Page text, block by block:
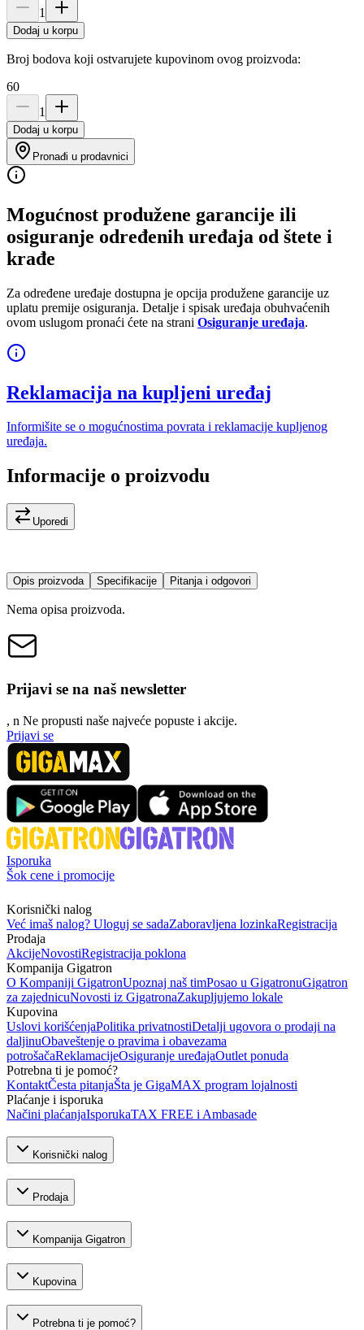
1
Dodaj u korpu
Broj bodova koji ostvarujete kupovinom ovog proizvoda:
60
1
Dodaj u korpu
Pronađi u prodavnici
Mogućnost produžene garancije ili
osiguranje određenih uređaja od štete i
krađe
Za određene uređaje dostupna je opcija produžene garancije uz
uplatu premije osiguranja. Detalje i spisak uređaja obuhvaćenih
ovom uslugom pronaći ćete na strani Osiguranje uređaja.
Reklamacija na kupljeni uređaj
Informišite se o mogućnostima povrata i reklamacije kupljenog
uređaja.
Informacije o proizvodu
Uporedi
Opis proizvoda Specifikacije Pitanja i odgovori
Nema opisa proizvoda.
Prijavi se na naš newsletter
, n Ne propusti naše najveće popuste i akcije.
Prijavi se
Isporuka
Šok cene i promocije
Korisnički nalog
Već imaš nalog? Uloguj se sadaZaboravljena lozinkaRegistracija
Prodaja
AkcijeNovostiRegistracija poklona
Kompanija Gigatron
O Kompaniji GigatronUpoznaj naš timPosao u GigatronuGigatron
za zajednicuNovosti iz GigatronaZakupljujemo lokale
Kupovina
Uslovi korišćenjaPolitika privatnostiDetalji ugovora o prodaji na
daljinuObaveštenje o pravima i obavezama
potrošačaReklamacijeOsiguranje uređajaOutlet ponuda
Potrebna ti je pomoć?
KontaktČesta pitanjaŠta je GigaMAX program lojalnosti
Plaćanje i isporuka
Načini plaćanjaIsporukaTAX FREE i Ambasade
Korisnički nalog
Prodaja
Kompanija Gigatron
Kupovina
Potrebna ti je pomoć?